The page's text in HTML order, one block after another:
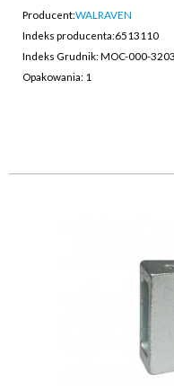
Producent:WALRAVEN
Indeks producenta:6513110
Indeks Grudnik: MOC-000-3203
Opakowania: 1